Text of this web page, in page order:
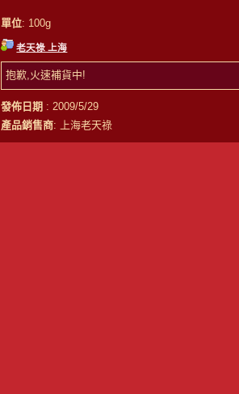
單位: 100g
老天祿 上海
抱歉,火速補貨中!
發佈日期 : 2009/5/29
產品銷售商: 上海老天祿